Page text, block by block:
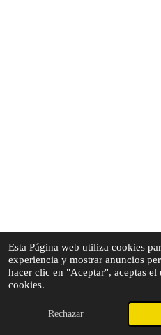
Esta Página web utiliza cookies
experiencia y mostrar anuncios
hacer clic en "Aceptar", aceptas el
cookies.
Rechazar